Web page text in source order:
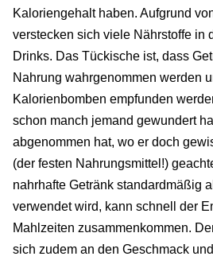
Kaloriengehalt haben. Aufgrund
verstecken sich viele Nährstoffe in
Drinks. Das Tückische ist, dass
Nahrung wahrgenommen werden
Kalorienbomben empfunden
schon manch jemand gewundert
abgenommen hat, wo er doch
(der festen Nahrungsmittel!)
nahrhafte Getränk standardmäßig
verwendet wird, kann schnell der
Mahlzeiten zusammenkommen.
sich zudem an den Geschmack